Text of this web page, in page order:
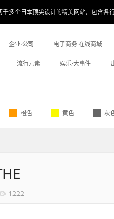
千多个日本顶尖设计的精美网站，包含各
企业·公司 电子商务·在线商城
流行元素 娱乐·大事件
橙色 黄色 灰
1222